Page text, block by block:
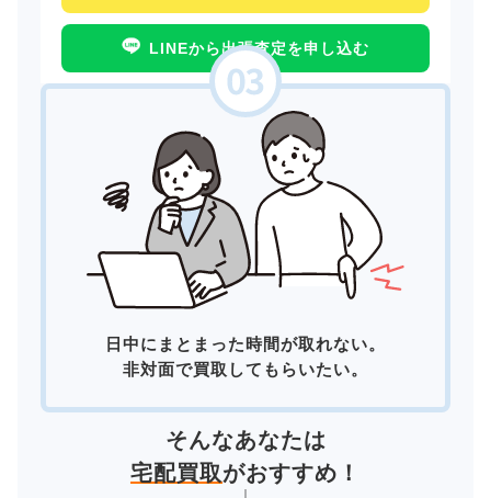
LINEから出張査定を申し込む
日中にまとまった時間が取れない。
非対面で買取してもらいたい。
そんなあなたは
宅配買取がおすすめ！